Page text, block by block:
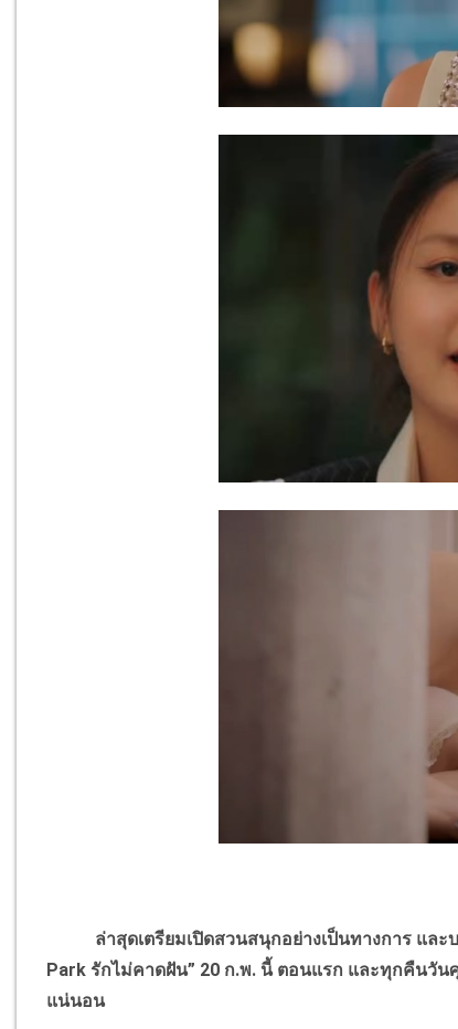
ล่าสุดเตรียมเปิดสวนสนุกอย่างเป็นทางการ และ
Park รักไม่คาดฝัน” 20 ก.พ. นี้ ตอนแรก และทุกคืนวั
แน่นอน